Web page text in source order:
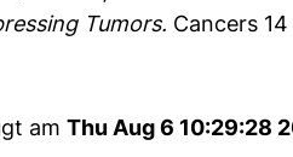
Tumors. Cancers 14
am Thu Aug 6 10:29:28